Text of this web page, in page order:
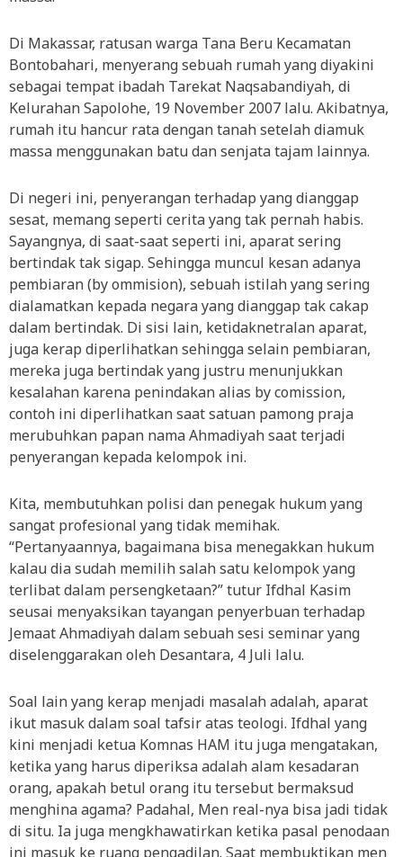
Di Makassar, ratusan warga Tana Beru Kecamatan
Bontobahari, menyerang sebuah rumah yang diyakini
sebagai tempat ibadah Tarekat Naqsabandiyah, di
Kelurahan Sapolohe, 19 November 2007 lalu. Akibatnya,
rumah itu hancur rata dengan tanah setelah diamuk
massa menggunakan batu dan senjata tajam lainnya.
Di negeri ini, penyerangan terhadap yang dianggap
sesat, memang seperti cerita yang tak pernah habis.
Sayangnya, di saat-saat seperti ini, aparat sering
bertindak tak sigap. Sehingga muncul kesan adanya
pembiaran (by ommision), sebuah istilah yang sering
dialamatkan kepada negara yang dianggap tak cakap
dalam bertindak. Di sisi lain, ketidaknetralan aparat,
juga kerap diperlihatkan sehingga selain pembiaran,
mereka juga bertindak yang justru menunjukkan
kesalahan karena penindakan alias by comission,
contoh ini diperlihatkan saat satuan pamong praja
merubuhkan papan nama Ahmadiyah saat terjadi
penyerangan kepada kelompok ini.
Kita, membutuhkan polisi dan penegak hukum yang
sangat profesional yang tidak memihak.
“Pertanyaannya, bagaimana bisa menegakkan hukum
kalau dia sudah memilih salah satu kelompok yang
terlibat dalam persengketaan?” tutur Ifdhal Kasim
seusai menyaksikan tayangan penyerbuan terhadap
Jemaat Ahmadiyah dalam sebuah sesi seminar yang
diselenggarakan oleh Desantara, 4 Juli lalu.
Soal lain yang kerap menjadi masalah adalah, aparat
ikut masuk dalam soal tafsir atas teologi. Ifdhal yang
kini menjadi ketua Komnas HAM itu juga mengatakan,
ketika yang harus diperiksa adalah alam kesadaran
orang, apakah betul orang itu tersebut bermaksud
menghina agama? Padahal, Men real-nya bisa jadi tidak
di situ. Ia juga mengkhawatirkan ketika pasal penodaan
ini masuk ke ruang pengadilan. Saat membuktikan men